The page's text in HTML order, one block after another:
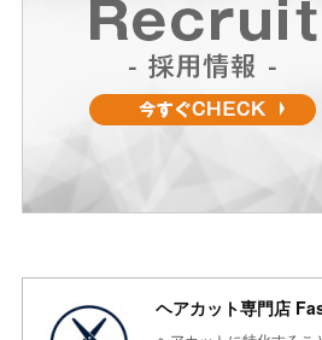
ヘアカット専門店